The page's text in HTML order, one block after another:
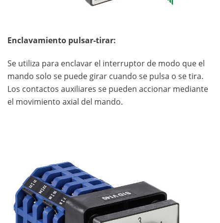
Enclavamiento pulsar-tirar:
Se utiliza para enclavar el interruptor de modo que el
mando solo se puede girar cuando se pulsa o se tira.
Los contactos auxiliares se pueden accionar mediante
el movimiento axial del mando.